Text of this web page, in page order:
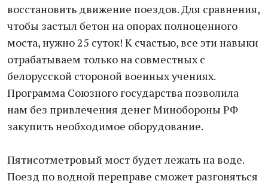
восстановить движение поездов. Для сравнения,
чтобы застыл бетон на опорах полноценного
моста, нужно 25 суток! К счастью, все эти навыки
отрабатываем только на совместных с
белорусской стороной военных учениях.
Программа Союзного государства позволила
нам без привлечения денег Минобороны РФ
закупить необходимое оборудование.
Пятисотметровый мост будет лежать на воде.
Поезд по водной переправе сможет разгоняться